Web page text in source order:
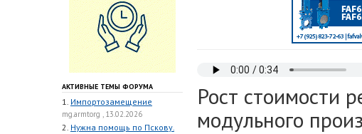
АКТИВНЫЕ ТЕМЫ ФОРУМА
1. Импортозамещение
mg.armtorg , 13.02.2026
2. Нужна помощь по Пскову.
Рост стоимости
модульного